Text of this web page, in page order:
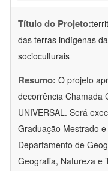
Título do Projeto:
das terras indígenas
socioculturais
Resumo: O projeto
decorrência Chamada
UNIVERSAL. Será
Graduação Mestrado
Departamento de
Geografia, Natureza e